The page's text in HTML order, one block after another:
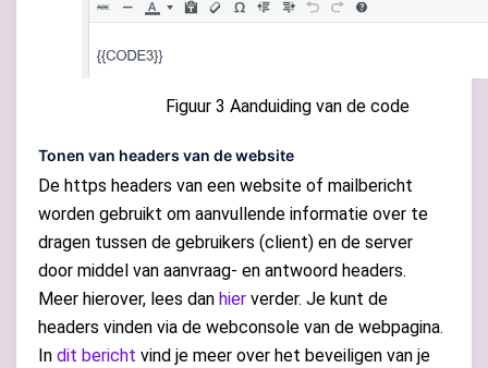
Figuur 3 Aanduiding van de code
Tonen van headers van de website
De https headers van een website of mailbericht
worden gebruikt om aanvullende informatie over te
dragen tussen de gebruikers (client) en de server
door middel van aanvraag- en antwoord headers.
Meer hierover, lees dan hier verder. Je kunt de
headers vinden via de webconsole van de webpagina.
In dit bericht vind je meer over het beveiligen van je